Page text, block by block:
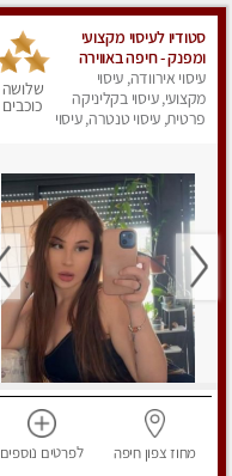
סטודיו לעיסוי מקצועי
ומפנק - חיפה באווירה
נעימה ושקטה
עיסוי אירוודה, עיסוי
מקצועי, עיסוי בקליניקה
פרטית, עיסוי טנטרה, עיסוי
שלושה
כוכבים
מחוז צפוןחיפה לפרטים נוספים